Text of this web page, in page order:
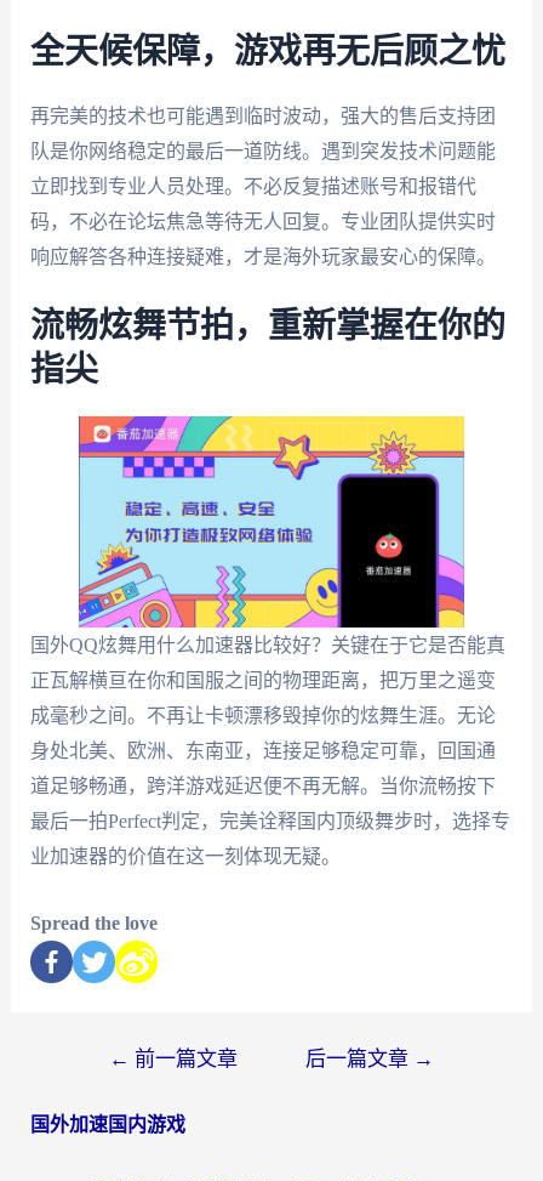
全天候保障，游戏再无后顾之忧
再完美的技术也可能遇到临时波动，强大的售后支持团
队是你网络稳定的最后一道防线。遇到突发技术问题能
立即找到专业人员处理。不必反复描述账号和报错代
码，不必在论坛焦急等待无人回复。专业团队提供实时
响应解答各种连接疑难，才是海外玩家最安心的保障。
流畅炫舞节拍，重新掌握在你的
指尖
国外QQ炫舞用什么加速器比较好？关键在于它是否能真
正瓦解横亘在你和国服之间的物理距离，把万里之遥变
成毫秒之间。不再让卡顿漂移毁掉你的炫舞生涯。无论
身处北美、欧洲、东南亚，连接足够稳定可靠，回国通
道足够畅通，跨洋游戏延迟便不再无解。当你流畅按下
最后一拍Perfect判定，完美诠释国内顶级舞步时，选择专
业加速器的价值在这一刻体现无疑。
Spread the love
← 前一篇文章 后一篇文章 →
国外加速国内游戏